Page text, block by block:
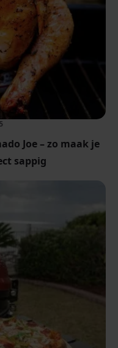
Joe – zo maak je
sappig